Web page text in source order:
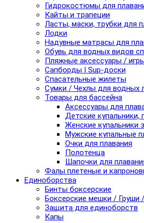
Гидрокостюмы для
Кайты и трапеции
Ласты, маски, трубки для
Лодки
Надувные матрасы для
Обувь для водных видов
Пляжные аксессуары /
Сапборды I Sup-доски
Спасательные жилеты
Сумки / Чехлы для водных
Товары для бассейна
Аксессуары для
Детские купальники,
Женские купальники
Мужские купальные
Очки для плавания
Полотенца
Шапочки для
Фалы плетеные и
Единоборства
Бинты боксерские
Боксерские мешки / Груши
Защита для единоборств
Капы